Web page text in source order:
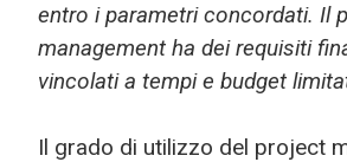
entro i parametri concordati. Il
management ha dei requisiti
vincolati a tempi e budget
Il grado di utilizzo del project